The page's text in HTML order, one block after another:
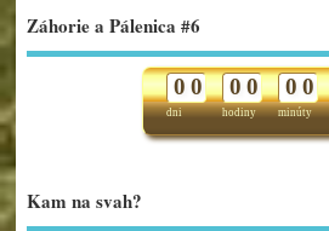
Záhorie a Pálenica #6
dni
0 0
hodiny
0 0
minúty
0 0
Kam na svah?